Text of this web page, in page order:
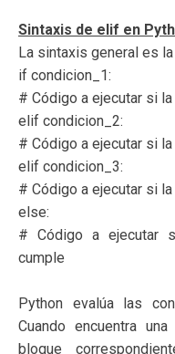
Sintaxis de elif en
La sintaxis general es
if condicion_1:
# Código a ejecutar si
elif condicion_2:
# Código a ejecutar si
elif condicion_3:
# Código a ejecutar si
else:
# Código a ejecutar
cumple
Python evalúa las
Cuando encuentra
bloque